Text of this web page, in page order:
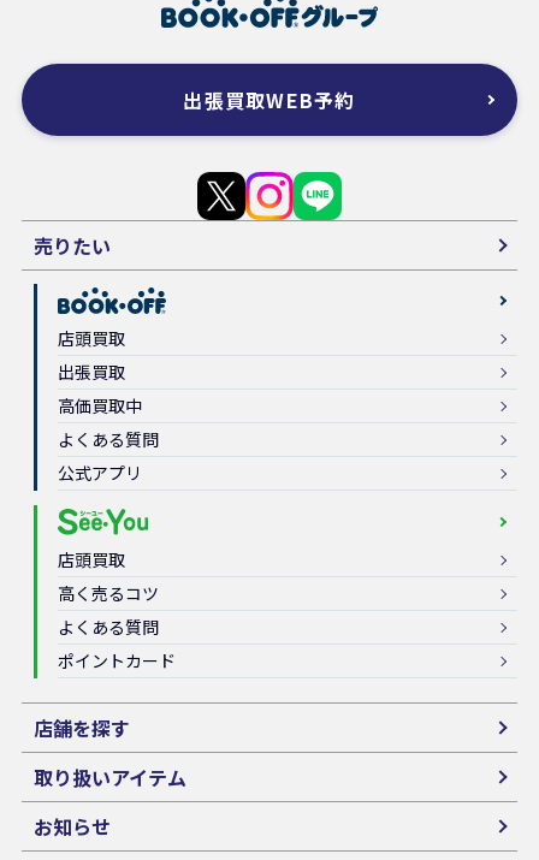
出張買取WEB予約
売りたい
店頭買取
出張買取
高価買取中
よくある質問
公式アプリ
店頭買取
高く売るコツ
よくある質問
ポイントカード
店舗を探す
取り扱いアイテム
お知らせ